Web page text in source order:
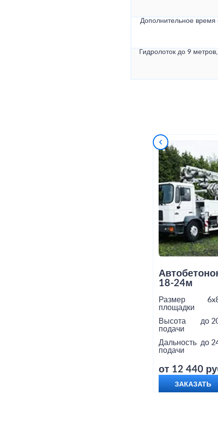
Дополнительное
Гидролоток до 9
18-24м
Размер
площадки
Высота
подачи
до
Дальность
подачи
до
от 12 440
ЗАКАЗАТЬ